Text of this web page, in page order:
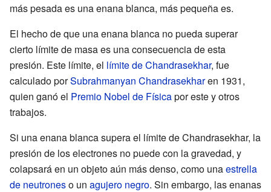
más pesada es una enana blanca, más pequeña es.
El hecho de que una enana blanca no pueda superar
cierto límite de masa es una consecuencia de esta
presión. Este límite, el límite de Chandrasekhar, fue
calculado porSubrahmanyan Chandrasekharen 1931,
quien ganó el Premio Nobel de Físicapor este y otros
trabajos.
Si una enana blanca supera el límite de Chandrasekhar, la
presión de los electrones no puede con la gravedad, y
colapsará en un objeto aún más denso, como unaestrella
de neutroneso un agujero negro. Sin embargo, las enanas